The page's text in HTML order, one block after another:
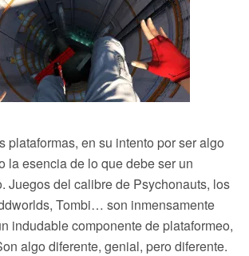
plataformas, en su intento por ser algo
la esencia de lo que debe ser un
Juegos del calibre de Psychonauts, los
Tombi… son inmensamente
indudable componente de plataformeo,
algo diferente, genial, pero diferente.